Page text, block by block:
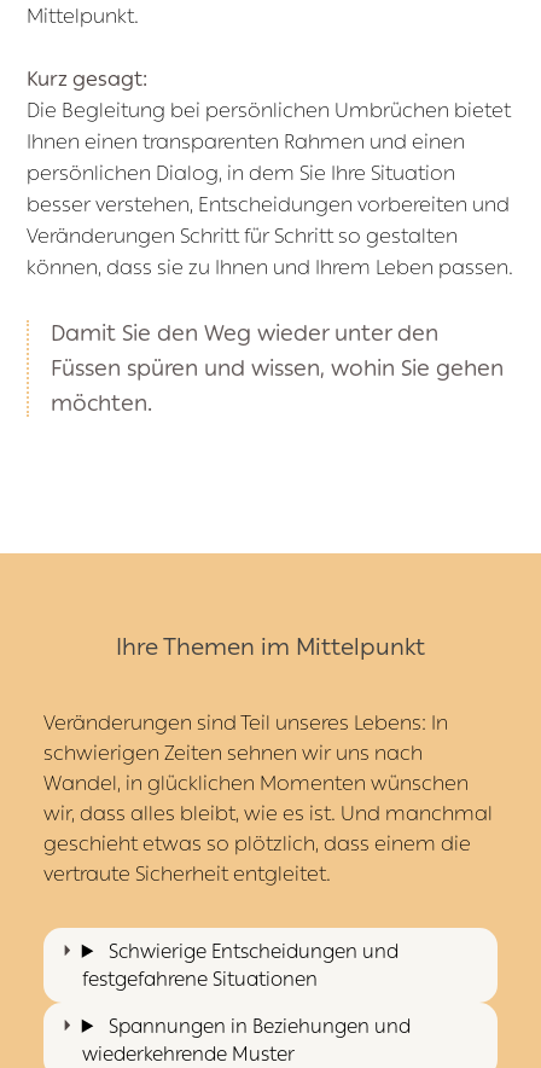
Mittelpunkt.
Kurz gesagt:
Die Begleitung bei persönlichen Umbrüchen bietet
Ihnen einen transparenten Rahmen und einen
persönlichen Dialog, in dem Sie Ihre Situation
besser verstehen, Entscheidungen vorbereiten und
Veränderungen Schritt für Schritt so gestalten
können, dass sie zu Ihnen und Ihrem Leben passen.
Damit Sie den Weg wieder unter den
Füssen spüren und wissen, wohin Sie gehen
möchten.
Ihre Themen im Mittelpunkt
Veränderungen sind Teil unseres Lebens: In
schwierigen Zeiten sehnen wir uns nach
Wandel, in glücklichen Momenten wünschen
wir, dass alles bleibt, wie es ist. Und manchmal
geschieht etwas so plötzlich, dass einem die
vertraute Sicherheit entgleitet.
Schwierige Entscheidungen und
festgefahrene Situationen
Spannungen in Beziehungen und
wiederkehrende Muster